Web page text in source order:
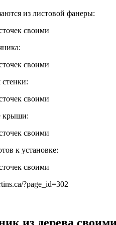
из листовой фанеры:
крыши:
к установке:
?page_id=302
из дерева